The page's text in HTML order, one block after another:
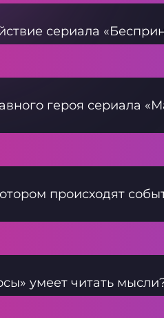
сериала
героя сериала
происходят
умеет читать